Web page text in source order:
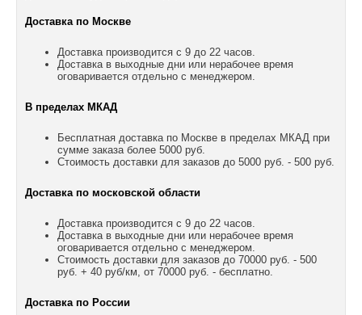
Доставка по Москве
Доставка производится с 9 до 22 часов.
Доставка в выходные дни или нерабочее время
оговаривается отдельно с менеджером.
В пределах МКАД
Бесплатная доставка по Москве в пределах МКАД при
сумме заказа более 5000 руб.
Стоимость доставки для заказов до 5000 руб. - 500 руб.
Доставка по московской области
Доставка производится с 9 до 22 часов.
Доставка в выходные дни или нерабочее время
оговаривается отдельно с менеджером.
Стоимость доставки для заказов до 70000 руб. - 500
руб. + 40 руб/км, от 70000 руб. - бесплатно.
Доставка по России